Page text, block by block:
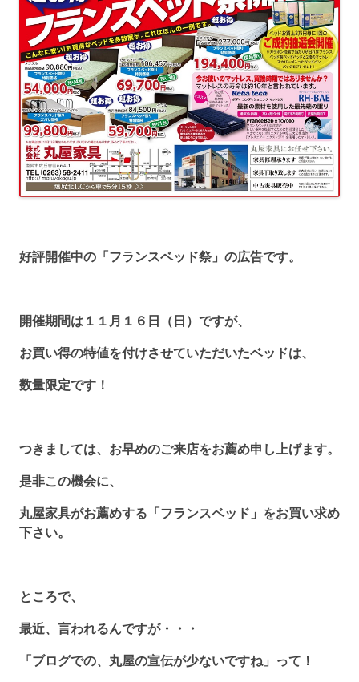
好評開催中の「フランスベッド祭」の広告です。
開催期間は１１月１６日（日）ですが、
お買い得の特値を付けさせていただいたベッドは、
数量限定です！
つきましては、お早めのご来店をお薦め申し上げます。
是非この機会に、
丸屋家具がお薦めする「フランスベッド」をお買い求め
下さい。
ところで、
最近、言われるんですが・・・
「ブログでの、丸屋の宣伝が少ないですね」って！